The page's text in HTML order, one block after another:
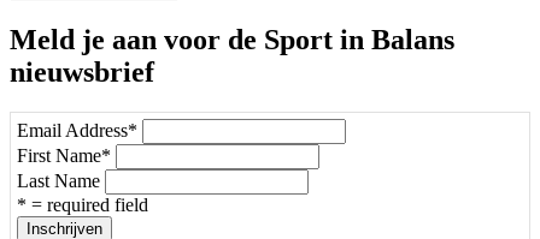
Meld je aan voor de Sport in Balans
nieuwsbrief
Email Address*
First Name*
Last Name
* = required field